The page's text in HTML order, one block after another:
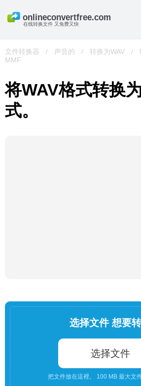
在线转换文件 又免费又快
文件转换器 / 声音的 / 转换为WAV /
MMF
将WAV格式转换
式。
选择文件 想要
选择文件
把文件放在這裡。 100 MB 最大文